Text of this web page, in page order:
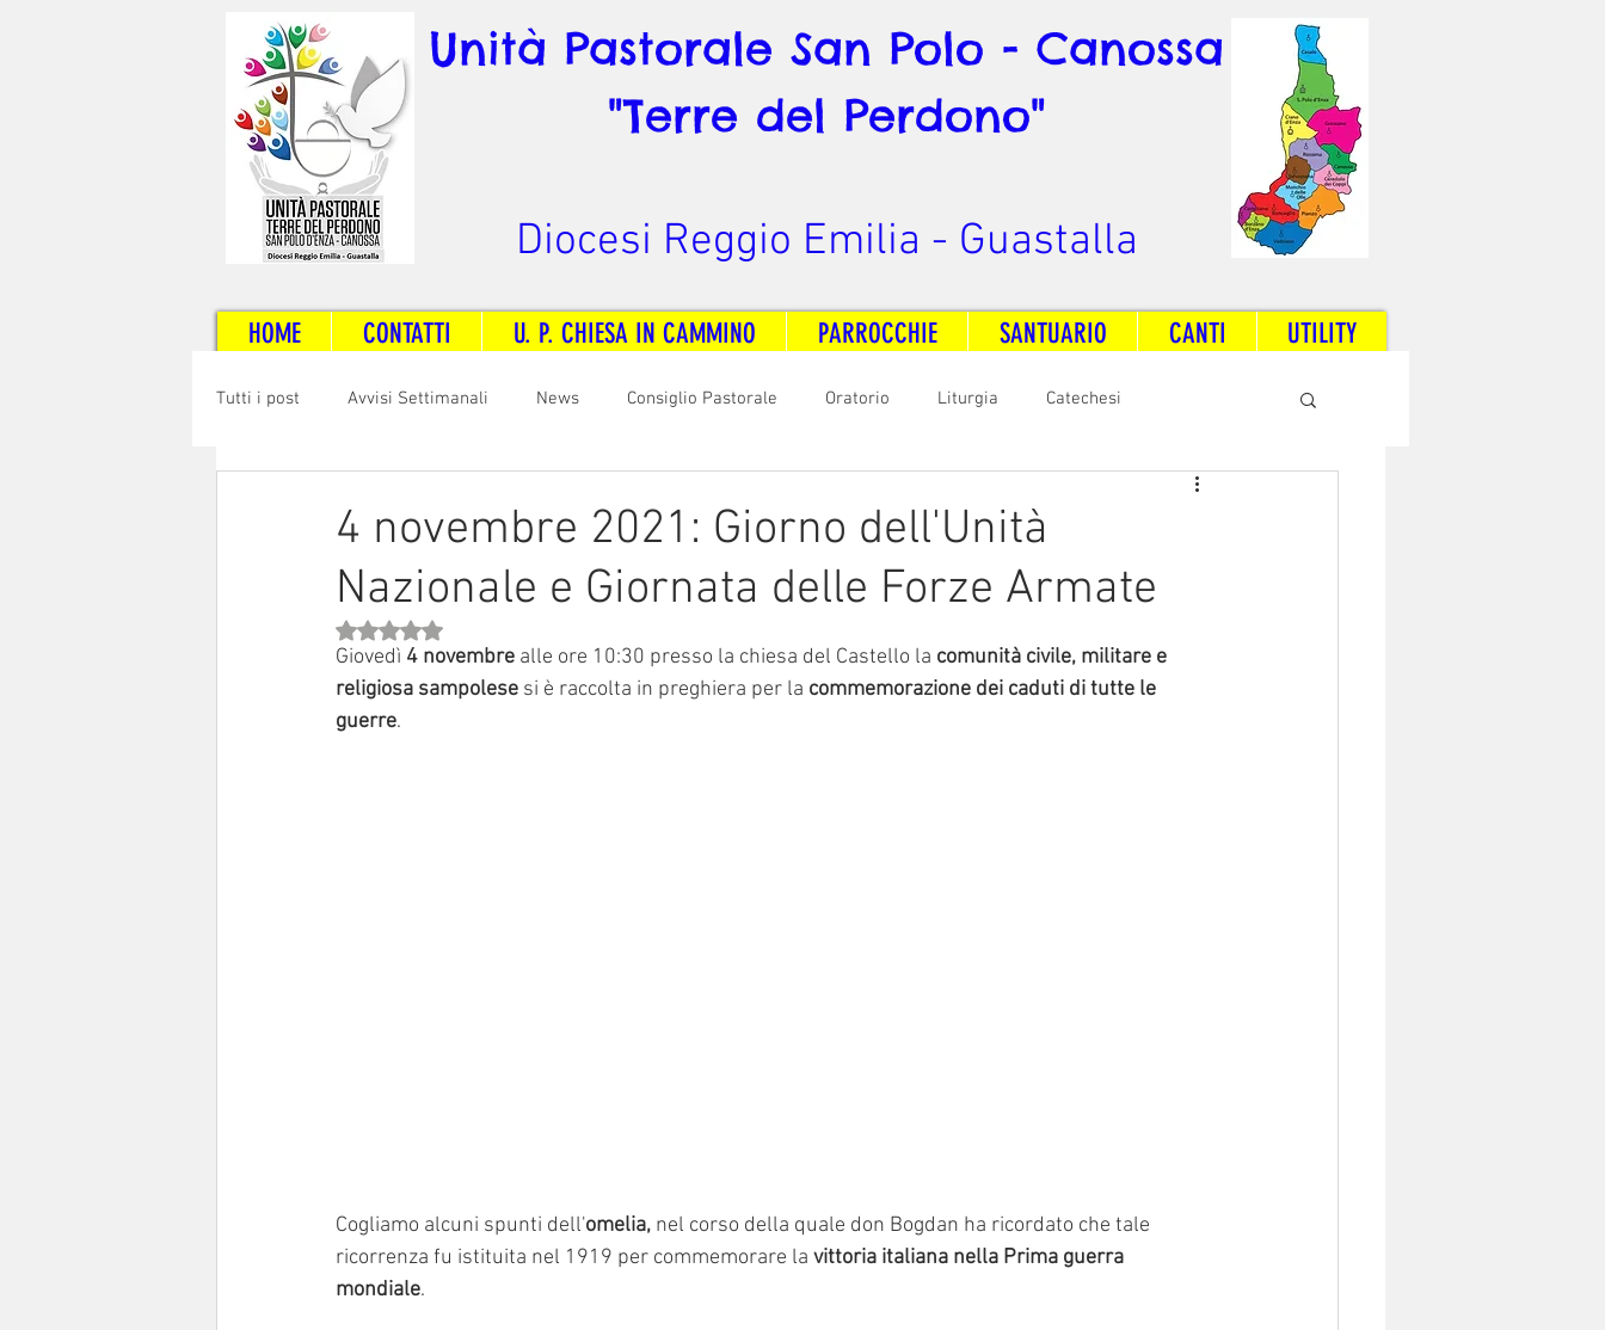
Unità Pastorale San Polo - Canossa
"Terre del Perdono"
Diocesi Reggio Emilia - Guastalla
HOME CONTATTI U. P. CHIESA IN CAMMINO PARROCCHIE SANTUARIO CANTI UTILITY
Tutti i post Avvisi Settimanali News Consiglio Pastorale Oratorio Liturgia Catechesi
Radio Dream Together
Sinodo 2021-23 Anziani e ammalati
4 novembre 2021: Giorno dell'Unità
Nazionale e Giornata delle Forze Armate
Valutazione NaN stelle su 5.
Giovedì 4 novembre alle ore 10:30 presso la chiesa del Castello la comunità civile, militare e
religiosa sampolese si è raccolta in preghiera per la commemorazione dei caduti di tutte le
guerre.
Cogliamo alcuni spunti dell'omelia, nel corso della quale don Bogdan ha ricordato che tale
ricorrenza fu istituita nel 1919 per commemorare la vittoria italiana nella Prima guerra
mondiale.